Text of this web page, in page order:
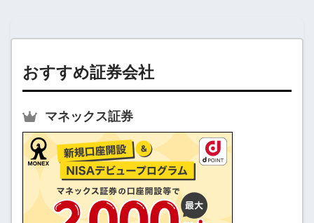
おすすめ証券会社
マネックス証券